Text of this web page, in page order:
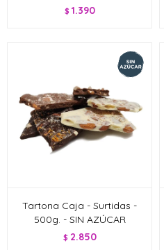
$ 1.390
Tartona Caja - Surtidas -
500g. - SIN AZÚCAR
$ 2.850